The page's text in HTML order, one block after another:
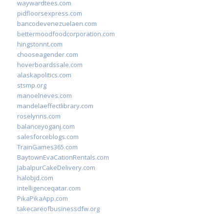
waywardtees.com
pidfloorsexpress.com
bancodevenezuelaen.com
bettermoodfoodcorporation.com
hingstonnt.com
chooseagender.com
hoverboardssale.com
alaskapolitics.com
stsmp.org
manoelneves.com
mandelaeffectlibrary.com
roselynns.com
balanceyoganj.com
salesforceblogs.com
TrainGames365.com
BaytownEvaCationRentals.com
JabalpurCakeDelivery.com
halobjd.com
intelligenceqatar.com
PikaPikaApp.com
takecareofbusinessdfw.org